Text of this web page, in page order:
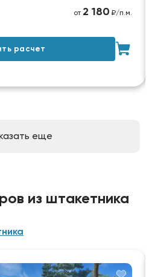
от 2 180 ₽/п.м.
расчет
еще
из штакетника